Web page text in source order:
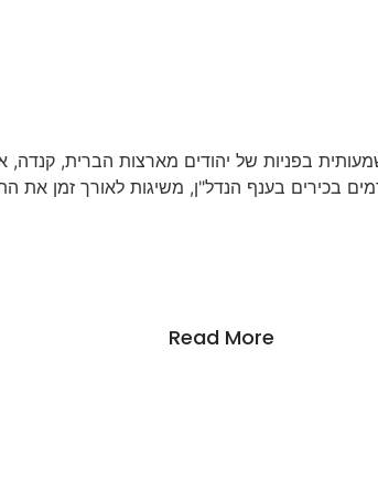
בפניות של יהודים מארצות הברית, קנדה,
בכירים בענף הנדל"ן, משיגות לאורך זמן את
Read More